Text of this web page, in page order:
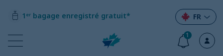
1ᵉʳ bagage enregistré gratuit* FR
1